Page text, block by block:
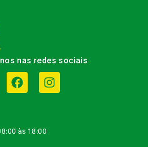
nas redes sociais
às 18:00